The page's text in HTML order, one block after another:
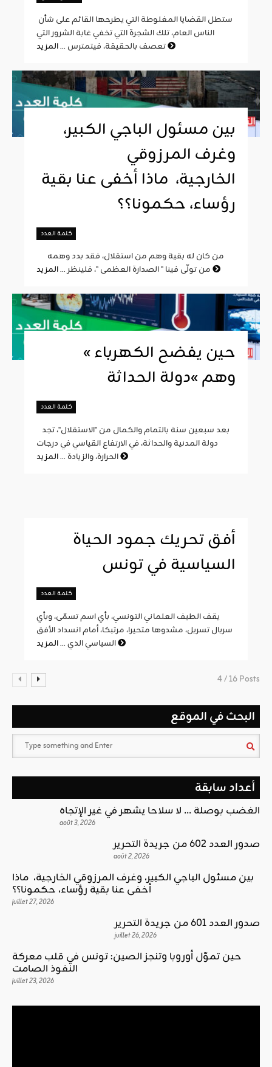
الناس العام، تلك الشجرة التي تخفي غابة الشرور التي
تعصف بالحقيقة، فيتمترس ...
بين مسئول الباجي الكبير،
وغرف المرزوقي
الخارجية، ماذا أخفى عنا بقية
رؤساء، حكمونا؟؟
كلمة العدد
من تولّى فينا " الصدارة العظمى "، فلينظر ...
« حين يفضح الكهرباء
وهم »دولة الحداثة
كلمة العدد
دولة المدنية والحداثة، في الارتفاع القياسي في درجات
الحرارة، والزيادة ...
أفق تحريك جمود الحياة
السياسية في تونس
كلمة العدد
يقف الطيف العلماني التونسي، بأي اسم تسمّى، وبأي
سربال تسربل، مشدوها متحيرا، مرتبكا، أمام انسداد الأفق
السياسي الذي ...
4 / 16 Posts
البحث في الموقع
أعداد سابقة
الغضب بوصلة … لا سلاحا يشهر في غير الإتجاه
août 3, 2026
صدور العدد 602 من جريدة التحرير
août 2, 2026
بين مسئول الباجي الكبير، وغرف المرزوقي الخارجية، ماذا
أخفى عنا بقية رؤساء، حكمونا؟؟
juillet 27, 2026
صدور العدد 601 من جريدة التحرير
juillet 26, 2026
حين تموّل أوروبا وتنجز الصين: تونس في قلب معركة
النفوذ الصامت
juillet 23, 2026